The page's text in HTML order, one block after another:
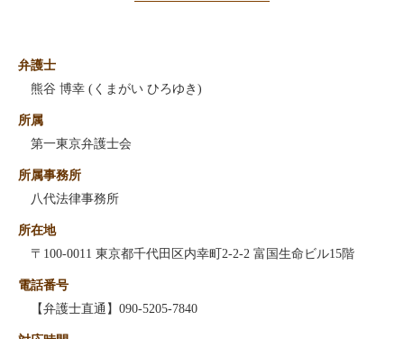
弁護士
熊谷 博幸 (くまがい ひろゆき)
所属
第一東京弁護士会
所属事務所
八代法律事務所
所在地
〒100-0011 東京都千代田区内幸町2-2-2 富国生命ビル15階
電話番号
【弁護士直通】090-5205-7840